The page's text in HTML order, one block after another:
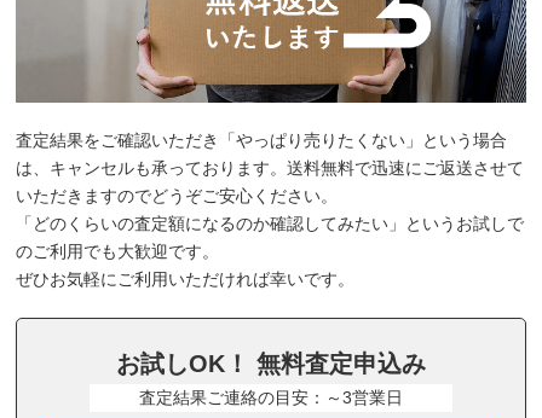
査定結果をご確認いただき「やっぱり売りたくない」という場合
は、キャンセルも承っております。送料無料で迅速にご返送させて
いただきますのでどうぞご安心ください。
「どのくらいの査定額になるのか確認してみたい」というお試しで
のご利用でも大歓迎です。
ぜひお気軽にご利用いただければ幸いです。
お試しOK！ 無料査定申込み
査定結果ご連絡の目安：～3営業日